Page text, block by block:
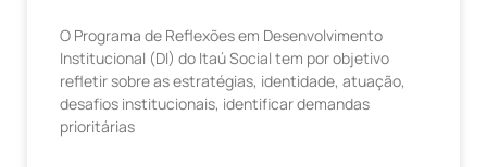
O Programa de Reflexões em Desenvolvimento
Institucional (DI) do Itaú Social tem por objetivo
refletir sobre as estratégias, identidade, atuação,
desafios institucionais, identificar demandas
prioritárias